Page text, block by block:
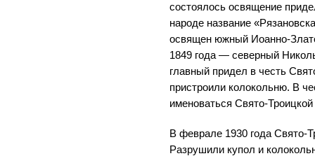
состоялось освящение
народе название
освящен южный Иоанно-
1849 года — северный
главный придел в честь
пристроили колокольню. В
именоваться Свято-
В феврале 1930 года Свято-
Разрушили купол и